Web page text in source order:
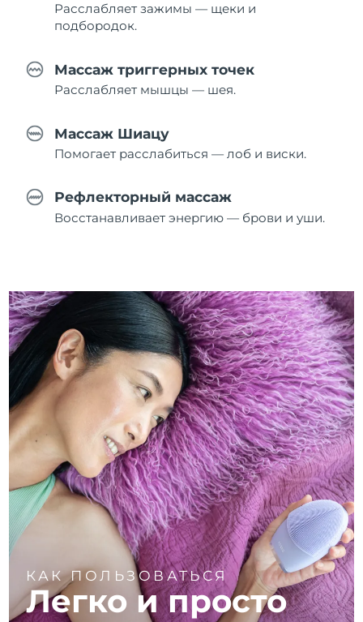
Расслабляет зажимы — щеки и
подбородок.
Массаж триггерных точек
Расслабляет мышцы — шея.
Массаж Шиацу
Помогает расслабиться — лоб и виски.
Рефлекторный массаж
Восстанавливает энергию — брови и уши.
КАК ПОЛЬЗОВАТЬСЯ
Легко и просто